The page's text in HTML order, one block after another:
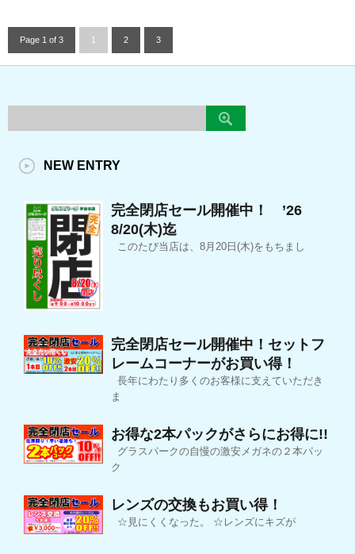
Page 1 of 3 1 2 3
NEW ENTRY
完全閉店セール開催中！ ’26
8/20(木)迄
このたび当店は、8月20日(木)をもちまし
完全閉店セール開催中！セットフ
レームコーナーがお買い得！
長年にわたり多くのお客様に支えていただき
ま
お得な2本パックがさらにお得に!!
グラスパークの自慢の激安メガネの２本パッ
ク
レンズの交換もお買い得！
☆見にくくなった。 ☆レンズにキズが